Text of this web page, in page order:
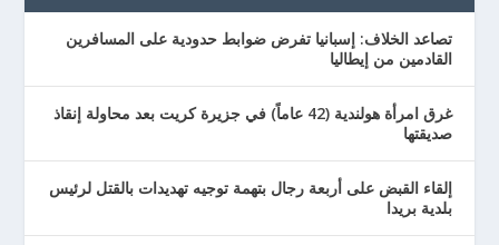
تصاعد الخلاف: إسبانيا تفرض ضوابط حدودية على المسافرين
القادمين من إيطاليا
غرق امرأة هولندية (42 عاماً) في جزيرة كريت بعد محاولة إنقاذ
صديقتها
إلقاء القبض على أربعة رجال بتهمة توجيه تهديدات بالقتل لرئيس
بلدية بريدا